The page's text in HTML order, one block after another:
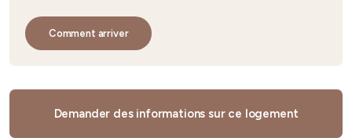
Comment arriver
Demander des informations sur ce logement